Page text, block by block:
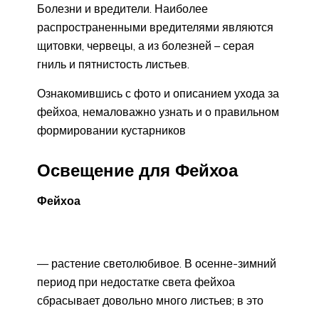
Болезни и вредители. Наиболее
распространенными вредителями являются
щитовки, червецы, а из болезней – серая
гниль и пятнистость листьев.
Ознакомившись с фото и описанием ухода за
фейхоа, немаловажно узнать и о правильном
формировании кустарников
Освещение для Фейхоа
Фейхоа
— растение светолюбивое. В осенне-зимний
период при недостатке света фейхоа
сбрасывает довольно много листьев; в это